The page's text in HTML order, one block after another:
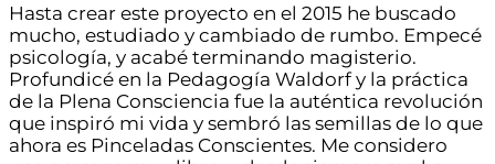
Hasta crear este proyecto en el 2015 he buscado
mucho, estudiado y cambiado de rumbo. Empecé
psicología, y acabé terminando magisterio.
Profundicé en la Pedagogía Waldorf y la práctica
de la Plena Consciencia fue la auténtica revolución
que inspiró mi vida y sembró las semillas de lo que
ahora es Pinceladas Conscientes. Me considero